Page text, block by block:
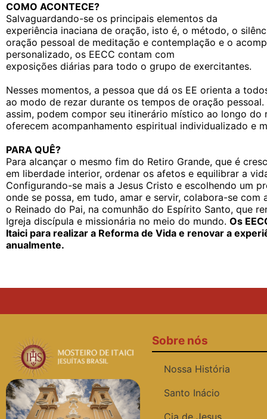
COMO ACONTECE?
Salvaguardando-se os principais elementos da
experiência inaciana de oração, isto é, o método, o
oração pessoal de meditação e contemplação e o
personalizado, os EECC contam com
exposições diárias para todo o grupo de exercitantes.
Nesses momentos, a pessoa que dá os EE orienta a
ao modo de rezar durante os tempos de oração
assim, podem compor seu itinerário místico ao longo do
oferecem acompanhamento espiritual individualizado e
PARA QUÊ?
Para alcançar o mesmo fim do Retiro Grande, que é
em liberdade interior, ordenar os afetos e equilibrar a
Configurando-se mais a Jesus Cristo e escolhendo um
onde se possa, em tudo, amar e servir, colabora-se com
o Reinado do Pai, na comunhão do Espírito Santo, que
Igreja discípula e missionária no meio do mundo. Os
Itaici para realizar a Reforma de Vida e renovar a
anualmente.
Sobre nós
Nossa História
Santo Inácio
Cia de Jesus